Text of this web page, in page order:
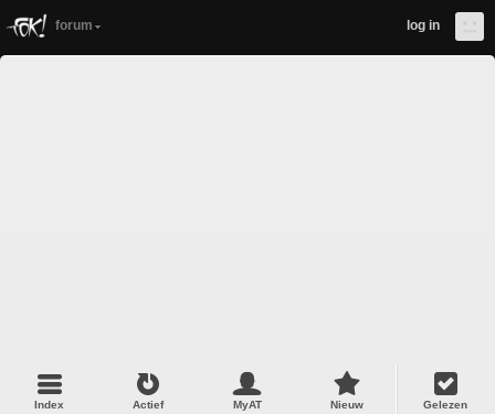
forum log in
Index Actief MyAT Nieuw Gelezen